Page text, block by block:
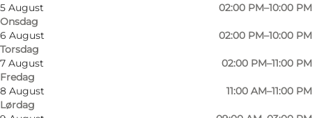
5 August
Onsdag
02:00 PM–10:00 PM
6 August
Torsdag
02:00 PM–10:00 PM
7 August
Fredag
02:00 PM–11:00 PM
8 August
Lørdag
11:00 AM–11:00 PM